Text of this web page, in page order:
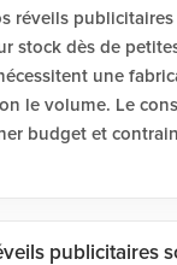
réveils
stock dès de
une
le volume. Le
budget et
publicitaires